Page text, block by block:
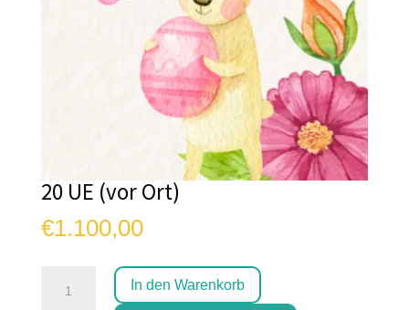
20 UE (vor Ort)
€1.100,00
In den Warenkorb